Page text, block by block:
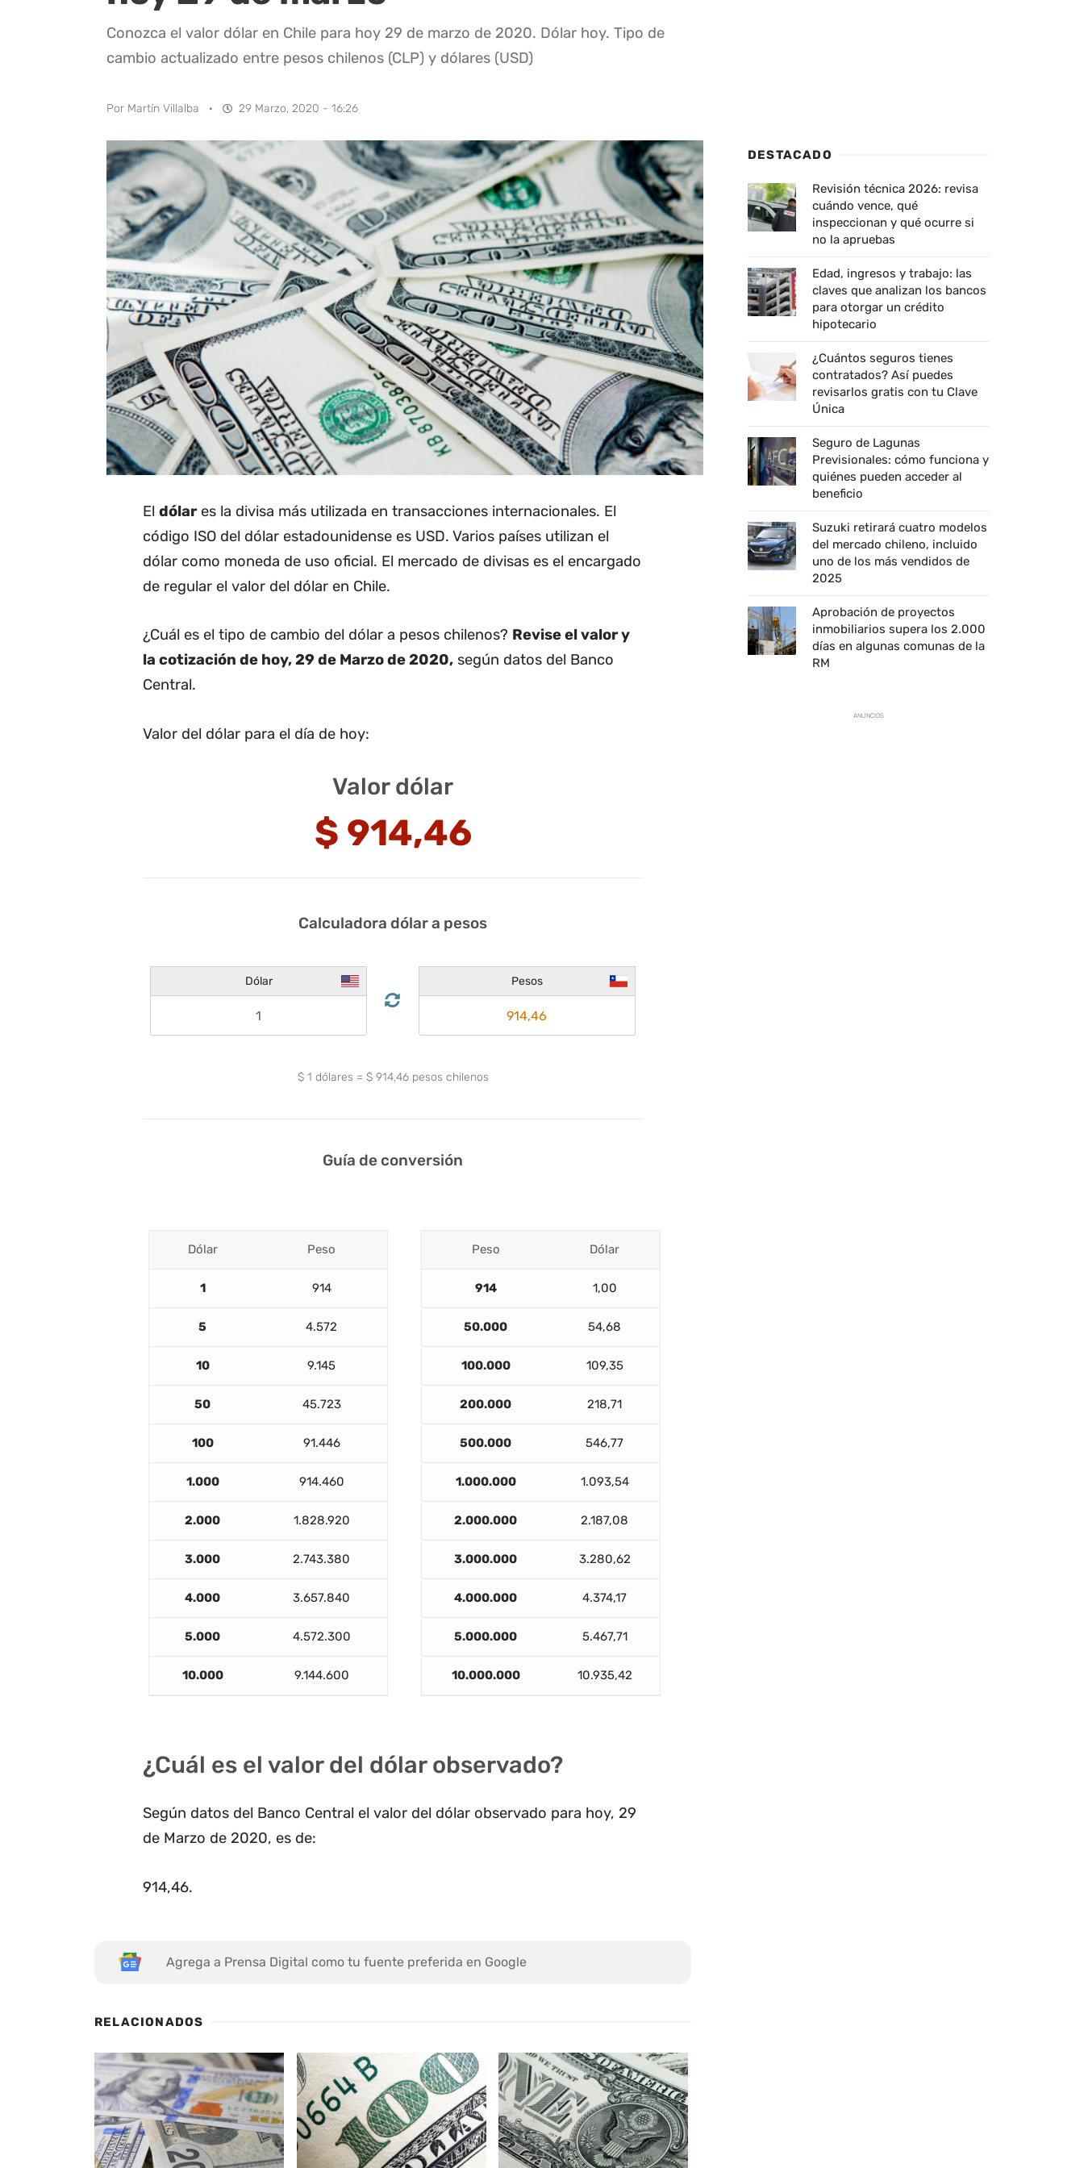
Conozca el valor dólar en Chile para hoy 29 de marzo de 2020. Dólar hoy. Tipo de
cambio actualizado entre pesos chilenos (CLP) y dólares (USD)
Por Martín Villalba · 29 Marzo, 2020 - 16:26
El dólares la divisa más utilizada en transacciones internacionales. El
código ISO del dólar estadounidense es USD. Varios países utilizan el
dólar como moneda de uso oficial. El mercado de divisas es el encargado
de regular el valor del dólar en Chile.
¿Cuál es el tipo de cambio del dólar a pesos chilenos? Revise el valor y
la cotización de hoy, 29 de Marzo de 2020, según datos del Banco
Central.
Valor del dólar para el día de hoy:
Valor dólar
$ 914,46
Calculadora dólar a pesos
Dólar Pesos
$ 1 dólares = $ 914,46pesos chilenos
Guía de conversión
Dólar Peso
1 914
5 4.572
10 9.145
50 45.723
100 91.446
1.000 914.460
2.000 1.828.920
3.000 2.743.380
4.000 3.657.840
5.000 4.572.300
10.000 9.144.600
Peso Dólar
914 1,00
50.000 54,68
100.000 109,35
200.000 218,71
500.000 546,77
1.000.000 1.093,54
2.000.000 2.187,08
3.000.000 3.280,62
4.000.000 4.374,17
5.000.000 5.467,71
10.000.000 10.935,42
¿Cuál es el valor del dólar observado?
Según datos del Banco Central el valor del dólar observado para hoy, 29
de Marzo de 2020, es de:
914,46.
Agrega a Prensa Digital como tu fuente preferida en Google
RELACIONADOS
DESTACADO
Revisión técnica 2026: revisa
cuándo vence, qué
inspeccionan y qué ocurre si
no la apruebas
Edad, ingresos y trabajo: las
claves que analizan los bancos
para otorgar un crédito
hipotecario
¿Cuántos seguros tienes
contratados? Así puedes
revisarlos gratis con tu Clave
Única
Seguro de Lagunas
Previsionales: cómo funciona y
quiénes pueden acceder al
beneficio
Suzuki retirará cuatro modelos
del mercado chileno, incluido
uno de los más vendidos de
2025
Aprobación de proyectos
inmobiliarios supera los 2.000
días en algunas comunas de la
RM
ANUNCIOS